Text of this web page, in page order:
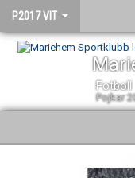
P2017 VIT
Fotboll
Pojkar